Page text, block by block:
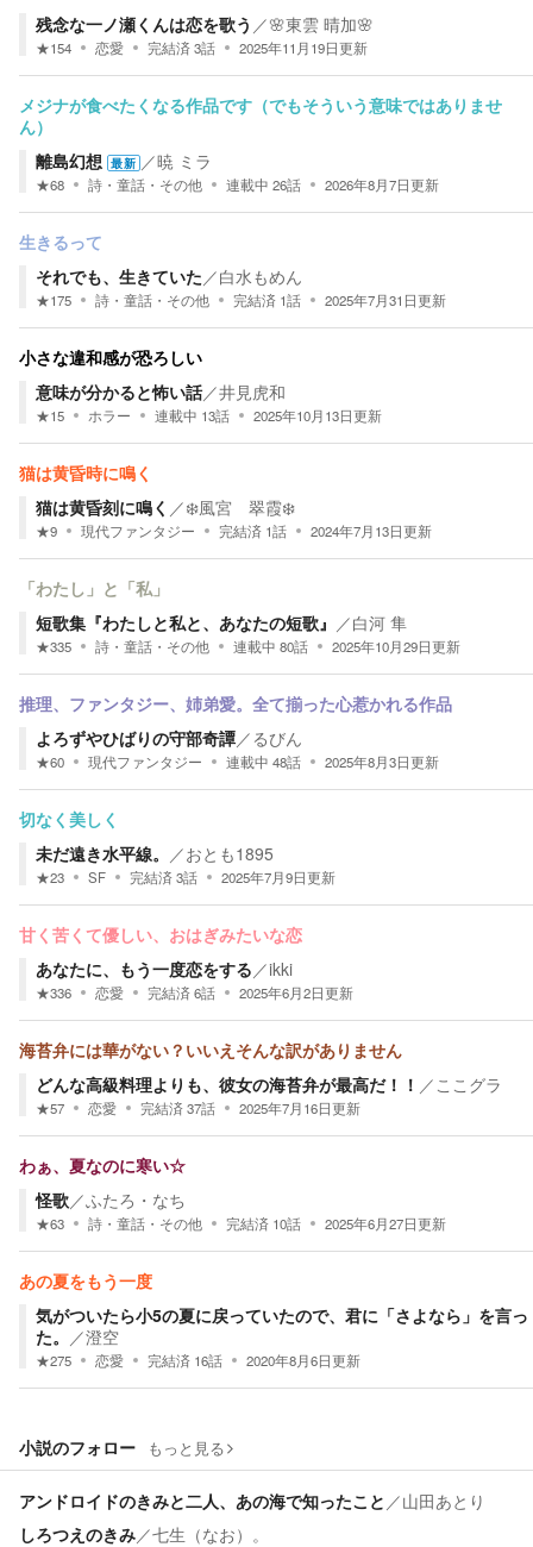
残念な一ノ瀬くんは恋を歌う ／🌸東雲 晴加🌸
★154 恋愛 完結済3話 2025年11月19日更新
メジナが食べたくなる作品です（でもそういう意味ではありませ
ん）
離島幻想 最新 ／暁 ミラ
★68 詩・童話・その他 連載中 26話 2026年8月7日更新
生きるって
それでも、生きていた／白水もめん
★175 詩・童話・その他 完結済 1話 2025年7月31日更新
小さな違和感が恐ろしい
意味が分かると怖い話／井見虎和
★15 ホラー 連載中 13話 2025年10月13日更新
猫は黄昏時に鳴く
猫は黄昏刻に鳴く ／❄️風宮 翠霞❄️
★9 現代ファンタジー 完結済 1話 2024年7月13日更新
「わたし」と「私」
短歌集『わたしと私と、あなたの短歌』 ／白河 隼
★335 詩・童話・その他 連載中 80話 2025年10月29日更新
推理、ファンタジー、姉弟愛。全て揃った心惹かれる作品
よろずやひばりの守部奇譚／ るびん
★60 現代ファンタジー 連載中 48話 2025年8月3日更新
切なく美しく
未だ遠き水平線。 ／おとも1895
★23 SF 完結済3話 2025年7月9日更新
甘く苦くて優しい、おはぎみたいな恋
あなたに、もう一度恋をする／ikki
★336 恋愛 完結済6話 2025年6月2日更新
海苔弁には華がない？いいえそんな訳がありません
どんな高級料理よりも、彼女の海苔弁が最高だ！！ ／ ここグラ
★57 恋愛 完結済37話 2025年7月16日更新
わぁ、夏なのに寒い☆
怪歌／ふたろ・なち
★63 詩・童話・その他 完結済 10話 2025年6月27日更新
あの夏をもう一度
気がついたら小5の夏に戻っていたので、君に「さよなら」を言っ
た。 ／澄空
★275 恋愛 完結済 16話 2020年8月6日更新
小説のフォロー もっと見る
アンドロイドのきみと二人、あの海で知ったこと ／山田あとり
しろつえのきみ／七生（なお）。